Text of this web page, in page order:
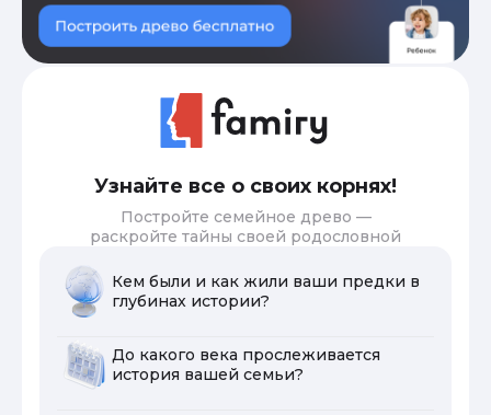
Узнайте все о своих корнях!
Постройте семейное древо —
раскройте тайны своей родословной
Кем были и как жили ваши предки в
глубинах истории?
До какого века прослеживается
история вашей семьи?